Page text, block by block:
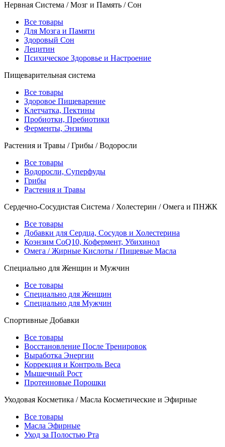
Нервная Система / Мозг и Память / Сон
Все товары
Для Мозга и Памяти
Здоровый Сон
Лецитин
Психическое Здоровье и Настроение
Пищеварительная система
Все товары
Здоровое Пищеварение
Клетчатка, Пектины
Пробиотки, Пребиотики
Ферменты, Энзимы
Растения и Травы / Грибы / Водоросли
Все товары
Водоросли, Суперфуды
Грибы
Растения и Травы
Сердечно-Сосудистая Система / Холестерин / Омега и ПНЖК
Все товары
Добавки для Сердца, Сосудов и Холестерина
Коэнзим CoQ10, Кофермент, Убихинол
Омега / Жирные Кислоты / Пищевые Масла
Специально для Женщин и Мужчин
Все товары
Специально для Женщин
Специально для Мужчин
Спортивные Добавки
Все товары
Восстановление После Тренировок
Выработка Энергии
Коррекция и Контроль Веса
Мышечный Рост
Протеиновые Порошки
Уходовая Косметика / Масла Косметические и Эфирные
Все товары
Масла Эфирные
Уход за Полостью Рта